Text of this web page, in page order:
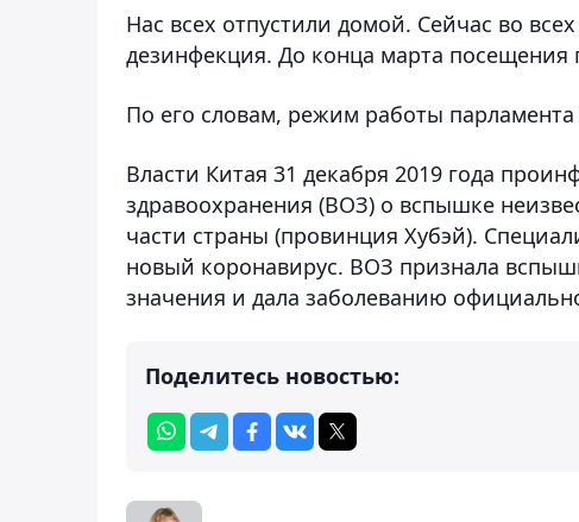
Нас всех отпустили домой. Сейчас во
дезинфекция. До конца марта посещения
По его словам, режим работы
Власти Китая 31 декабря 2019 года
здравоохранения (ВОЗ) о вспышке
части страны (провинция Хубэй).
новый коронавирус. ВОЗ признала
значения и дала заболеванию
Поделитесь новостью: